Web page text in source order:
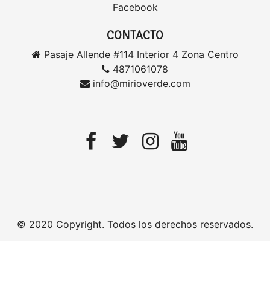
Facebook
CONTACTO
Pasaje Allende #114 Interior 4 Zona Centro
4871061078
info@mirioverde.com
© 2020 Copyright. Todos los derechos reservados.